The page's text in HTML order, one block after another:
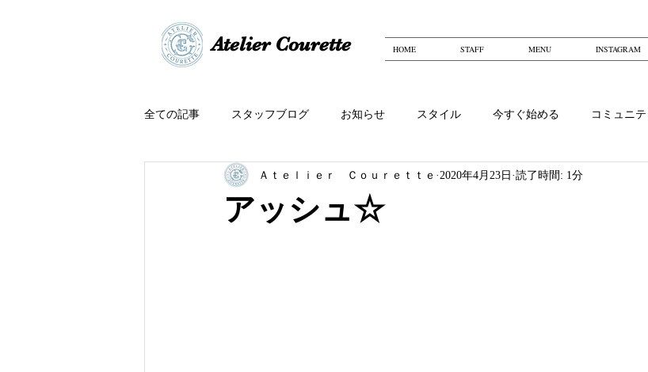
​​Atelier Courette​ HOME STAFF MENU INSTAGRAM
全ての記事 スタッフブログ お知らせ スタイル 今すぐ始める コミュニテ
アッシュ☆
Ａｔｅｌｉｅｒ Ｃｏｕｒｅｔｔｅ 2020年4月23日 読了時間: 1分